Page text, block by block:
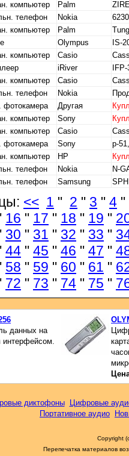
компьютер Palm
телефон Nokia
6230
компьютер Palm
Olympus
IS-
компьютер Casio
iRiver
компьютер Casio
телефон Nokia
фотокамера Другая
компьютер Sony
компьютер Casio
фотокамера Sony
p-
компьютер HP
телефон Nokia
N-
телефон Samsung
<< 1 " 2 " 3 " 4 "
16 " 17 " 18 " 19 "
30 " 31 " 32 " 33 "
44 " 45 " 46 " 47 "
58 " 59 " 60 " 61 "
72 " 73 " 74 " 75 "
данных на
диктофоны
Цифровые
Портативное аудио
Copyright
Перепечатка материалов